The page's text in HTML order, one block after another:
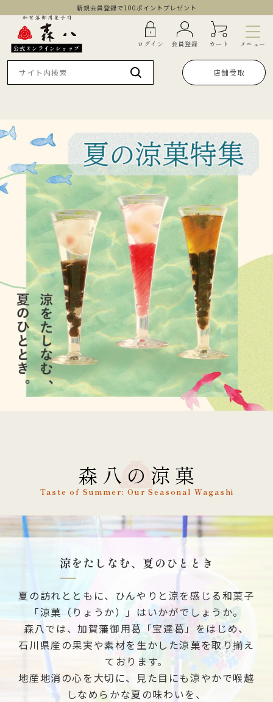
新規会員登録で100ポイントプレゼント
公式オンラインショップ ログイン 会員登録 カート メニュー
店舗受取
森八の涼菓
Taste of Summer: Our Seasonal Wagashi
涼をたしなむ、夏のひととき
夏の訪れとともに、ひんやりと涼を感じる和菓子
「涼菓（りょうか）」はいかがでしょうか。
森八では、加賀藩御用葛「宝達葛」をはじめ、
石川県産の果実や素材を生かした涼菓を取り揃え
ております。
地産地消の心を大切に、見た目にも涼やかで喉越
しなめらかな夏の味わいを、